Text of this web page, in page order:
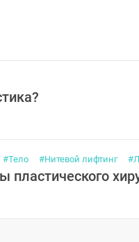
#Тело #Нитевой лифтинг
пластического